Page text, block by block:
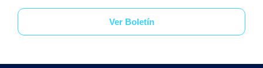
Ver Boletín